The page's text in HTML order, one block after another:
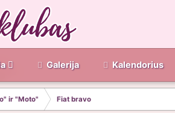
Galerija Kalendorius
ir "Moto" Fiat bravo